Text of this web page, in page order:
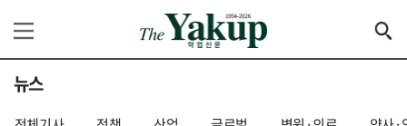
뉴스